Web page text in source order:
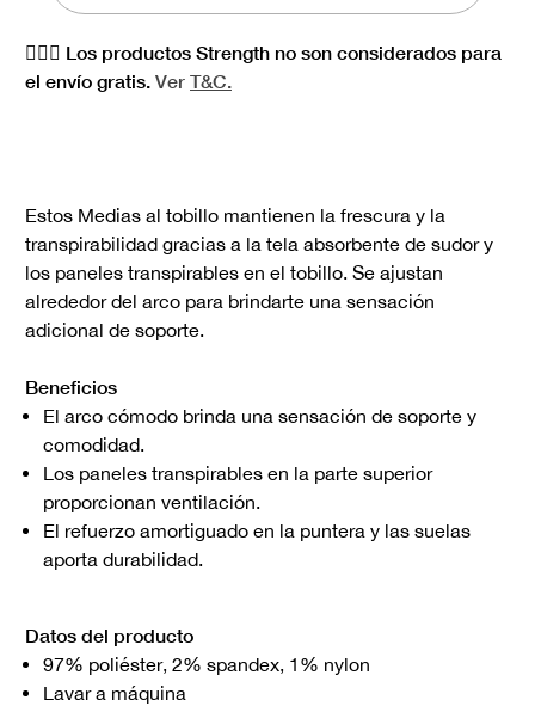
🏋🏻‍♀️ Los productos Strength no son considerados para
el envío gratis. Ver T&C.
Estos Medias al tobillo mantienen la frescura y la
transpirabilidad gracias a la tela absorbente de sudor y
los paneles transpirables en el tobillo. Se ajustan
alrededor del arco para brindarte una sensación
adicional de soporte.
Beneficios
El arco cómodo brinda una sensación de soporte y
comodidad.
Los paneles transpirables en la parte superior
proporcionan ventilación.
El refuerzo amortiguado en la puntera y las suelas
aporta durabilidad.
Datos del producto
97% poliéster, 2% spandex, 1% nylon
Lavar a máquina